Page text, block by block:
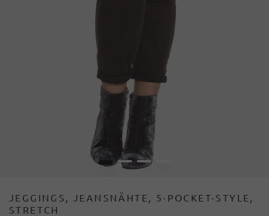
1 2 3
JEGGINGS, JEANSNÄHTE, 5-POCKET-STYLE,
STRETCH